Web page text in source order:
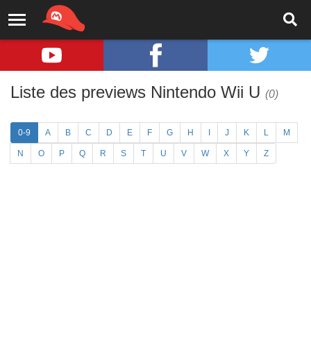
Liste des previews Nintendo Wii U (0)
0-9 A B C D E F G H J K L M
N O P Q R S T U V W X Y Z